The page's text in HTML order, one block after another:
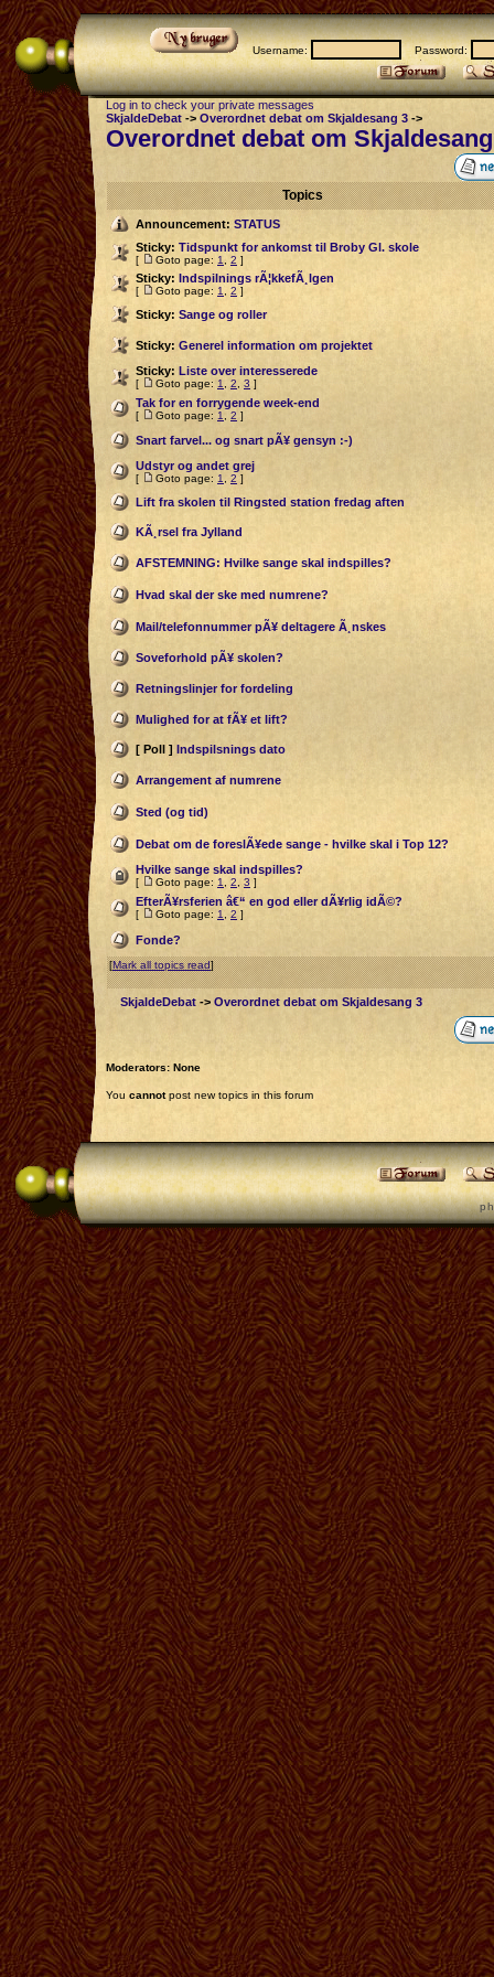
Username: Password:
Log in to check your private messages
SkjaldeDebat -> Overordnet debat om Skjaldesang 3 ->
Overordnet debat om
Topics
Announcement: STATUS
Sticky: Tidspunkt for ankomst til Broby Gl. skole
[ Goto page: 1 2 ]
Sticky: Indspilnings rÃ¦kkefÃ¸lgen
[ Goto page: 1 2 ]
Sticky: Sange og roller
Sticky: Generel information om projektet
Sticky: Liste over interesserede
[ Goto page: 1 2 3 ]
Tak for en forrygende week-end
[ Goto page: 1 2 ]
Snart farvel... og snart pÃ¥ gensyn :-)
Udstyr og andet grej
[ Goto page: 1 2 ]
Lift fra skolen til Ringsted station fredag aften
KÃ¸rsel fra Jylland
AFSTEMNING: Hvilke sange skal indspilles?
Hvad skal der ske med numrene?
Mail/telefonnummer pÃ¥ deltagere Ã¸nskes
Soveforhold pÃ¥ skolen?
Retningslinjer for fordeling
Mulighed for at fÃ¥ et lift?
[ Poll ] Indspilsnings dato
Arrangement af numrene
Sted (og tid)
Debat om de foreslÃ¥ede sange - hvilke skal i Top 12?
Hvilke sange skal indspilles?
[ Goto page: 1 2 3 ]
EfterÃ¥rsferien â€“ en god eller dÃ¥rlig idÃ©?
[ Goto page: 1 2 ]
Fonde?
[Mark all topics read]
SkjaldeDebat -> Overordnet debat om Skjaldesang 3
Moderators: None
You cannotpost new topics in this forum
p